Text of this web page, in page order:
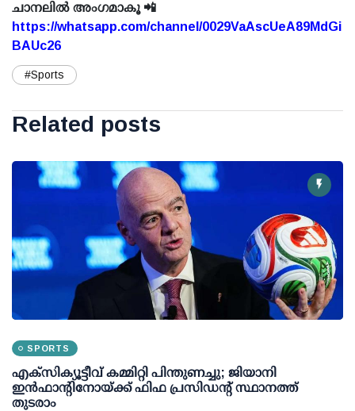
ചാനലിൽ അംഗമാകൂ 📲
https://whatsapp.com/channel/0029VaAscUeA89MdGi
BAUc26
#Sports
Related posts
SPORTS
എക്സിക്യൂട്ടീവ് കമ്മിറ്റി പിന്തുണച്ചു; ജിയാനി
ഇന്‍ഫാന്റിനോയ്ക്ക് ഫിഫ പ്രസിഡന്റ് സ്ഥാനത്ത്
തുടരാം